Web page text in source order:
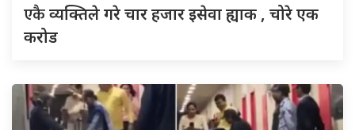
एकैव्यक्तिले गरे चार हजार इसेवा ह्याक , चोरे एक
करोड